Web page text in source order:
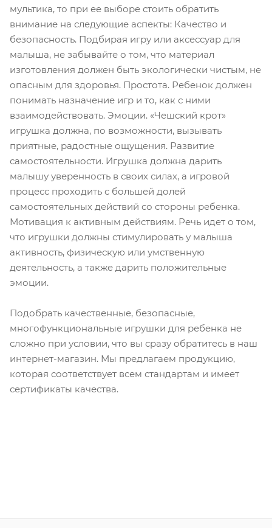
мультика, то при ее выборе стоить обратить
внимание на следующие аспекты: Качество и
безопасность. Подбирая игру или аксессуар для
малыша, не забывайте о том, что материал
изготовления должен быть экологически чистым, не
опасным для здоровья. Простота. Ребенок должен
понимать назначение игр и то, как с ними
взаимодействовать. Эмоции. «Чешский крот»
игрушка должна, по возможности, вызывать
приятные, радостные ощущения. Развитие
самостоятельности. Игрушка должна дарить
малышу уверенность в своих силах, а игровой
процесс проходить с большей долей
самостоятельных действий со стороны ребенка.
Мотивация к активным действиям. Речь идет о том,
что игрушки должны стимулировать у малыша
активность, физическую или умственную
деятельность, а также дарить положительные
эмоции.
Подобрать качественные, безопасные,
многофункциональные игрушки для ребенка не
сложно при условии, что вы сразу обратитесь в наш
интернет-магазин. Мы предлагаем продукцию,
которая соответствует всем стандартам и имеет
сертификаты качества.